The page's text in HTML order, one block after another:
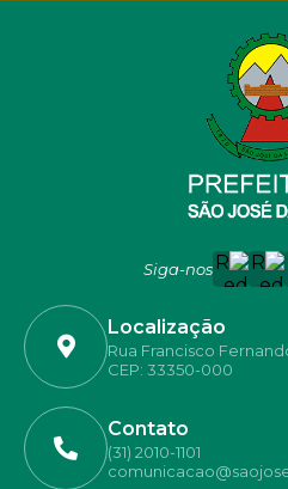
Siga-nos
Localização
Rua Francisco
CEP: 33350-000
Contato
(31) 2010-1101